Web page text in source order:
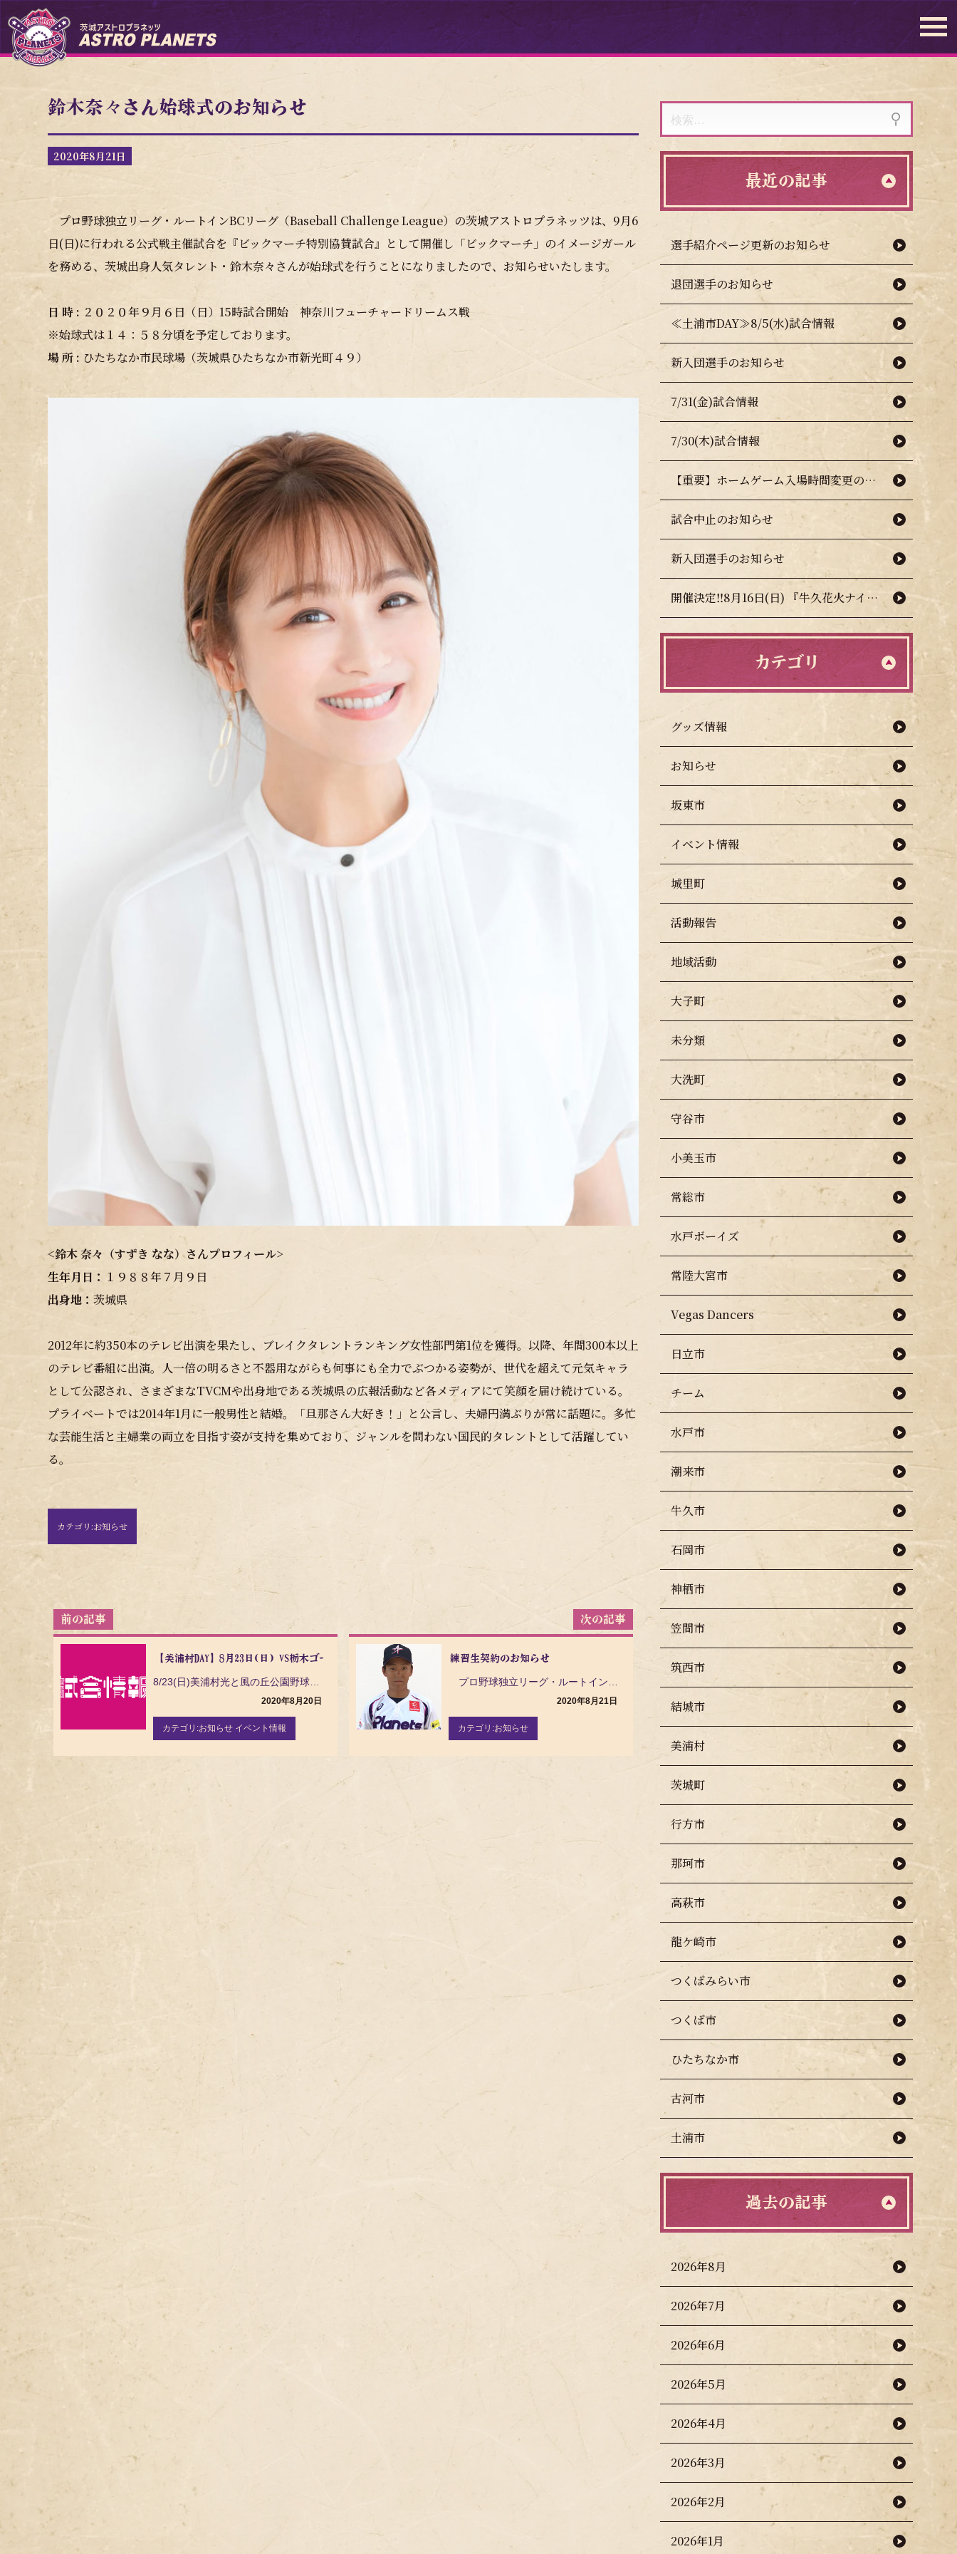
鈴木奈々さん始球式のお知らせ
2020年8月21日
プロ野球独立リーグ・ルートインBCリーグ（Baseball Challenge League）の茨城アストロプラネッツは、9月6
日(日)に行われる公式戦主催試合を『ビックマーチ特別協賛試合』として開催し「ビックマーチ」のイメージガール
を務める、茨城出身人気タレント・鈴木奈々さんが始球式を行うことになりましたので、お知らせいたします。
日 時 : ２０２０年９月６日（日）15時試合開始 神奈川フューチャードリームス戦
※始球式は１４：５８分頃を予定しております。
場 所 : ひたちなか市民球場（茨城県ひたちなか市新光町４９）
<鈴木 奈々（すずき なな）さんプロフィール>
生年月日： １９８８年７月９日
出身地： 茨城県
2012年に約350本のテレビ出演を果たし、ブレイクタレントランキング女性部門第1位を獲得。以降、年間300本以上
のテレビ番組に出演。人一倍の明るさと不器用ながらも何事にも全力でぶつかる姿勢が、世代を超えて元気キャラ
として公認され、さまざまなTVCMや出身地である茨城県の広報活動など各メディアにて笑顔を届け続けている。
プライベートでは2014年1月に一般男性と結婚。「旦那さん大好き！」と公言し、夫婦円満ぶりが常に話題に。多忙
な芸能生活と主婦業の両立を目指す姿が支持を集めており、ジャンルを問わない国民的タレントとして活躍してい
る。
カテゴリ:お知らせ
投
稿
ナ
ゲ
ー
【美浦村DAY】8月23日(日) VS栃木ゴールデンブレーブス @美浦村光と風の丘公園野球場
2020年8月20日
カテゴリ:お知らせ イベント情報
練習生契約のお知らせ
2020年8月21日
カテゴリ:お知らせ
索:
最近の記事
選手紹介ページ更新のお知らせ
退団選手のお知らせ
≪土浦市DAY≫8/5(水)試合情報
新入団選手のお知らせ
7/31(金)試合情報
7/30(木)試合情報
【重要】ホームゲーム入場時間変更のお知らせ（熱中症対策について）
試合中止のお知らせ
新入団選手のお知らせ
開催決定‼8月16日(日) 『牛久花火ナイター』🎇🧨
カテゴリ
グッズ情報
お知らせ
坂東市
イベント情報
城里町
活動報告
地域活動
大子町
未分類
大洗町
守谷市
小美玉市
常総市
水戸ボーイズ
常陸大宮市
Vegas Dancers
日立市
チーム
水戸市
潮来市
牛久市
石岡市
神栖市
笠間市
筑西市
結城市
美浦村
茨城町
行方市
那珂市
高萩市
龍ケ崎市
つくばみらい市
つくば市
ひたちなか市
古河市
土浦市
過去の記事
2026年8月
2026年7月
2026年6月
2026年5月
2026年4月
2026年3月
2026年2月
2026年1月